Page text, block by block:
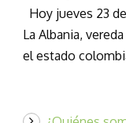
Hoy jueves 23
La Albania,
el estado